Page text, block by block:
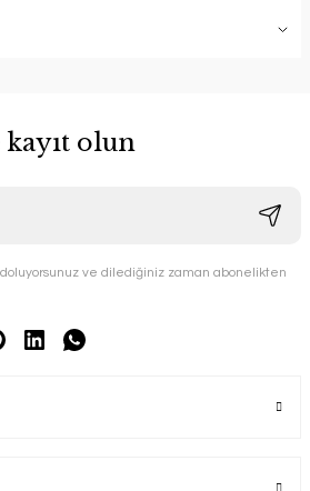
olun
ve dilediğiniz zaman abonelikten